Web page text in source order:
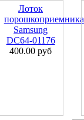
Лоток
порошкоприемника
Samsung
DC64-01176
400.00 руб